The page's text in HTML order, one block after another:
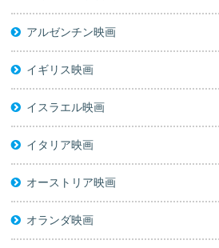
アルゼンチン映画
イギリス映画
イスラエル映画
イタリア映画
オーストリア映画
オランダ映画